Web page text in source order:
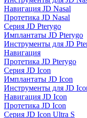
Навигация JD Nasal
Протетика JD Nasal
Серия JD Pterygo
Имплантаты JD Pterygo
Инструменты для JD
Навигация
Протетика JD Pterygo
Серия JD Icon
Имплантаты JD Icon
Инструменты для JD
Навигация JD Icon
Протетика JD Icon
Серия JD Icon Ultra S